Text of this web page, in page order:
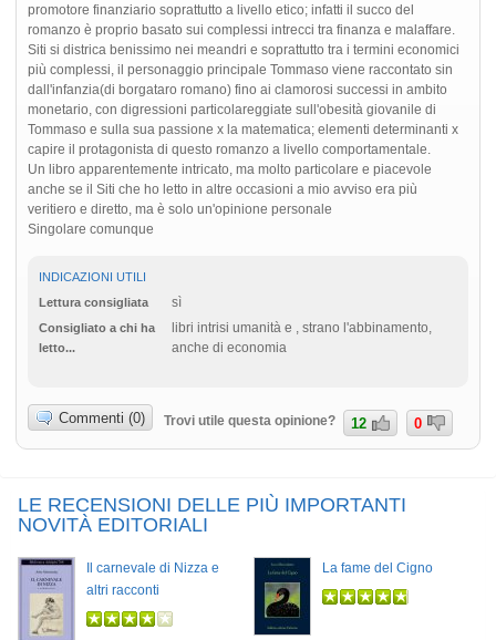
promotore finanziario soprattutto a livello etico; infatti il succo del
romanzo è proprio basato sui complessi intrecci tra finanza e malaffare.
Siti si districa benissimo nei meandri e soprattutto tra i termini economici
più complessi, il personaggio principale Tommaso viene raccontato sin
dall'infanzia(di borgataro romano) fino ai clamorosi successi in ambito
monetario, con digressioni particolareggiate sull'obesità giovanile di
Tommaso e sulla sua passione x la matematica; elementi determinanti x
capire il protagonista di questo romanzo a livello comportamentale.
Un libro apparentemente intricato, ma molto particolare e piacevole
anche se il Siti che ho letto in altre occasioni a mio avviso era più
veritiero e diretto, ma è solo un'opinione personale
Singolare comunque
INDICAZIONI UTILI
Lettura consigliata
sì
Consigliato a chi ha
letto...
libri intrisi umanità e , strano l'abbinamento,
anche di economia
Commenti (0) Trovi utile questa opinione? 12 0
LE RECENSIONI DELLE PIÙ IMPORTANTI
NOVITÀ EDITORIALI
Il carnevale di Nizza e
altri racconti
La fame del Cigno